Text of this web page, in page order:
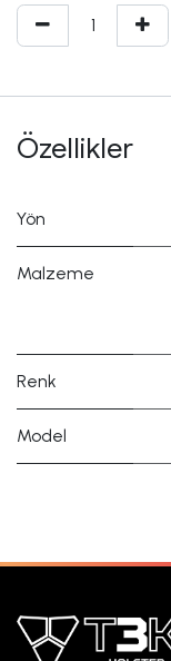
Özellikler
Yön
Malzeme
Renk
Model